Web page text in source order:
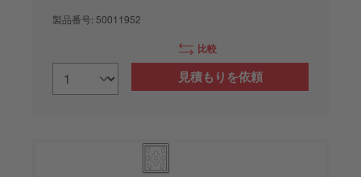
製品番号: 50011952
比較
見積もりを依頼